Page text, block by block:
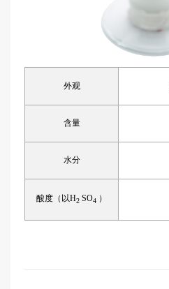
外观
含量
水分
酸度（以H2 SO4 ）